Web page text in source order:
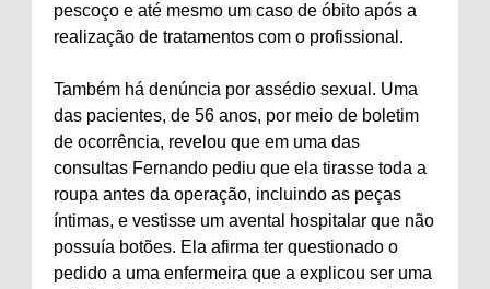
pescoço e até mesmo um caso de óbito após a
realização de tratamentos com o profissional.
Também há denúncia por assédio sexual. Uma
das pacientes, de 56 anos, por meio de boletim
de ocorrência, revelou que em uma das
consultas Fernando pediu que ela tirasse toda a
roupa antes da operação, incluindo as peças
íntimas, e vestisse um avental hospitalar que não
possuía botões. Ela afirma ter questionado o
pedido a uma enfermeira que a explicou ser uma